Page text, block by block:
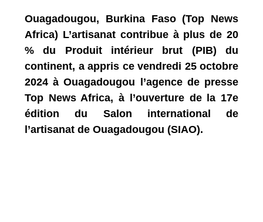
Ouagadougou, Burkina Faso (Top News
Africa) L’artisanat contribue à plus de 20
% du Produit intérieur brut (PIB) du
continent, a appris ce vendredi 25 octobre
2024 à Ouagadougou l’agence de presse
Top News Africa, à l’ouverture de la 17e
édition du Salon international de
l’artisanat de Ouagadougou (SIAO).